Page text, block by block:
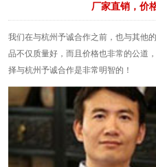
厂家直销，价
我们在与杭州予诚合作之前，也与其他
品不仅质量好，而且价格也非常的公道
择与杭州予诚合作是非常明智的！